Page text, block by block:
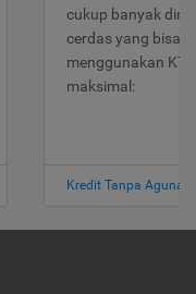
cukup banyak
cerdas yang bisa
menggunakan
maksimal:
Kredit Tanpa Agunan